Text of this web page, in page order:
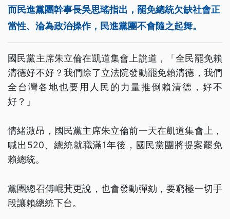
而民進黨團幹事長吳思瑤指出，罷免總統欠缺社會正
當性、淪為政治操作，民進黨團不會隨之起舞。
國民黨主席朱立倫在凱道集會上說道，「全民罷免賴
清德好不好？我們除了立法院發動罷免賴清德，我們
全台灣各地也要用人民的力量推倒賴清德，好不
好？」
情緒激昂，國民黨主席朱立倫前一天在凱道集會上，
喊出520、總統就職滿1年後，國民黨團將提案罷免
賴總統。
黨團總召傅崐萁更說，也會發動彈劾，要窮極一切手
段讓賴總統下台。